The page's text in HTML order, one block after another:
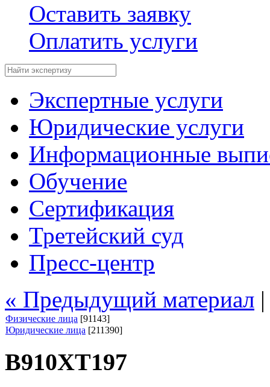
Оставить заявку
Оплатить услуги
Экспертные услуги
Юридические услуги
Информационные
Обучение
Сертификация
Третейский суд
Пресс-центр
« Предыдущий материал
Физические лица [91143]
Юридические лица [211390]
В910ХТ197